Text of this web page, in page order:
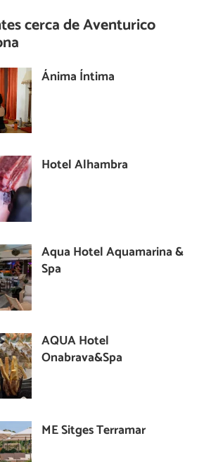
cerca deAventurico
Ánima Íntima
Hotel Alhambra
Aqua Hotel Aquamarina &
Spa
AQUA Hotel
Onabrava&Spa
ME Sitges Terramar